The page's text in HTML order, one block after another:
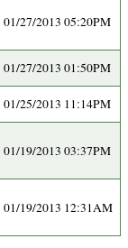
01/27/2013 05:20PM
01/27/2013 01:50PM
01/25/2013 11:14PM
01/19/2013 03:37PM
01/19/2013 12:31AM